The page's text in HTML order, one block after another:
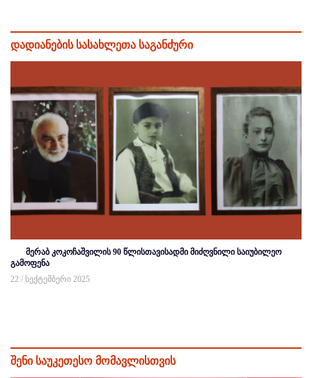
დადიანების სასახლეთა საგანძური
მერაბ კოკოჩაშვილის 90 წლისთავისადმი მიძღვნილი საიუბილეო
გამოფენა
22 / სექტემბერი 2025
შენი საუკეთესო მომავლისთვის